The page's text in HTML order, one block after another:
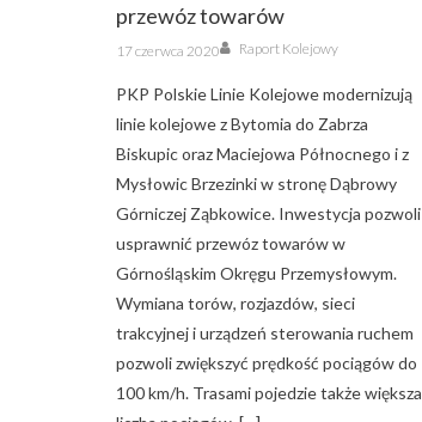
przewóz towarów
Posted
on
17 czerwca 2020 Author
Raport Kolejowy
PKP Polskie Linie Kolejowe modernizują
linie kolejowe z Bytomia do Zabrza
Biskupic oraz Maciejowa Północnego i z
Mysłowic Brzezinki w stronę Dąbrowy
Górniczej Ząbkowice. Inwestycja pozwoli
usprawnić przewóz towarów w
Górnośląskim Okręgu Przemysłowym.
Wymiana torów, rozjazdów, sieci
trakcyjnej i urządzeń sterowania ruchem
pozwoli zwiększyć prędkość pociągów do
100 km/h. Trasami pojedzie także większa